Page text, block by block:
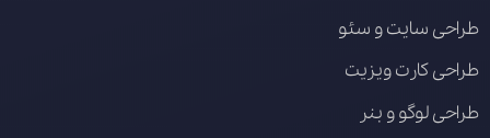
طراحی سایت و سئو
طراحی کارت ویزیت
طراحی لوگو و بنر